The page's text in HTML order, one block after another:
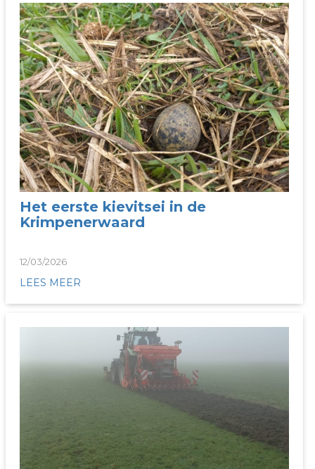
Het eerste kievitsei in de
Krimpenerwaard
12/03/2026
LEES MEER